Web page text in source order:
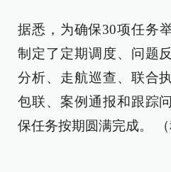
据悉，为确保30项任务
制定了定期调度、问题
分析、走航巡查、联合
包联、案例通报和跟踪
保任务按期圆满完成。 （